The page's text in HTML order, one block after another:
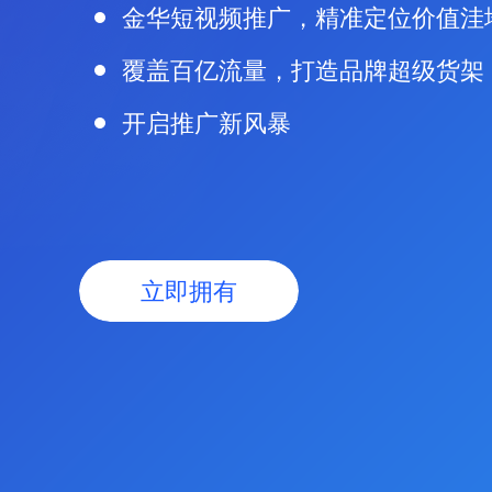
金华短视频推广，精准定位价值洼
覆盖百亿流量，打造品牌超级货架
开启推广新风暴
立即拥有